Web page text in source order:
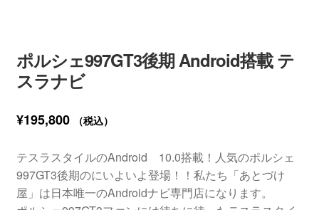
ポルシェ997GT3後期 Android搭載 テ
スラナビ
¥195,800 （税込）
テスラスタイルのAndroid 10.0搭載！人気のポルシェ
997GT3後期のにいよいよ登場！！私たち「あとづけ
屋」は日本唯一のAndroidナビ専門店になります。